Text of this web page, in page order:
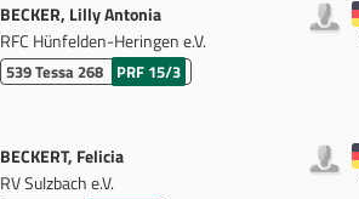
BECKER, Lilly Antonia
RFC Hünfelden-Heringen e.V.
539Tessa 268 PRF 15/3
BECKERT, Felicia
RV Sulzbach e.V.